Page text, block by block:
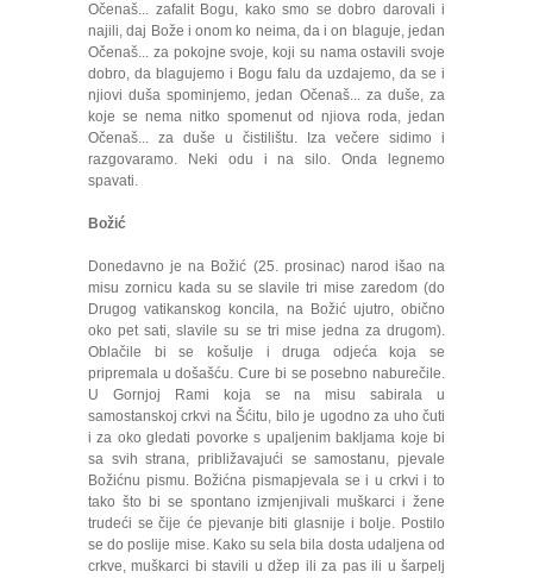
Očenaš... zafalit Bogu, kako smo se dobro darovali i
najili, daj Bože i onom ko neima, da i on blaguje, jedan
Očenaš... za pokojne svoje, koji su nama ostavili svoje
dobro, da blagujemo i Bogu falu da uzdajemo, da se i
njiovi duša spominjemo, jedan Očenaš... za duše, za
koje se nema nitko spomenut od njiova roda, jedan
Očenaš... za duše u čistilištu. Iza večere sidimo i
razgovaramo. Neki odu i na silo. Onda legnemo
spavati.
Božić
Donedavno je na Božić (25. prosinac) narod išao na
misu zornicu kada su se slavile tri mise zaredom (do
Drugog vatikanskog koncila, na Božić ujutro, obično
oko pet sati, slavile su se tri mise jedna za drugom).
Oblačile bi se košulje i druga odjeća koja se
pripremala u došašću. Cure bi se posebno naburečile.
U Gornjoj Rami koja se na misu sabirala u
samostanskoj crkvi na Šćitu, bilo je ugodno za uho čuti
i za oko gledati povorke s upaljenim bakljama koje bi
sa svih strana, približavajući se samostanu, pjevale
Božićnu pismu. Božićna pismapjevala se i u crkvi i to
tako što bi se spontano izmjenjivali muškarci i žene
trudeći se čije će pjevanje biti glasnije i bolje. Postilo
se do poslije mise. Kako su sela bila dosta udaljena od
crkve, muškarci bi stavili u džep ili za pas ili u šarpelj